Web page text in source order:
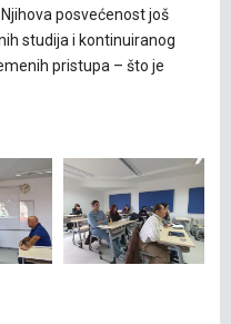
posvećenost još
studija i kontinuiranog
pristupa – što je